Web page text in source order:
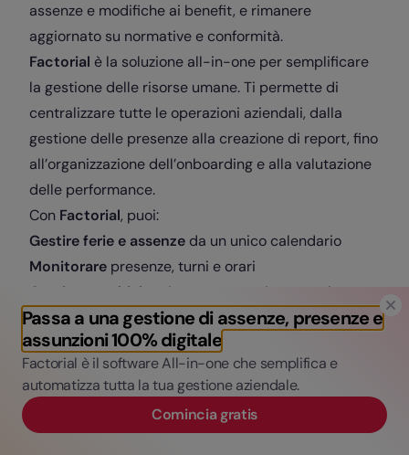
Passa a una gestione di assenze, presenze e
assunzioni 100% digitale
Factorial è il software All-in-one che semplifica e
automatizza tutta la tua gestione aziendale.
Comincia gratis
assenze e modifiche ai benefit, e rimanere
aggiornato su normative e conformità.
Factorial è la soluzione all-in-one per semplificare
la gestione delle risorse umane. Ti permette di
centralizzare tutte le operazioni aziendali, dalla
gestione delle presenze alla creazione di report, fino
all’organizzazione dell’onboarding e alla valutazione
delle performance.
Con Factorial, puoi:
Gestire ferie e assenze da un unico calendario
Monitorare presenze, turni e orari
Gestire e archiviare
buste paga e documenti
aziendali
Ottimizzare il processodi selezione e onboarding
Creare reportpersonalizzati sulle risorse umane
Un gestionale completo, facile da usare, pensato